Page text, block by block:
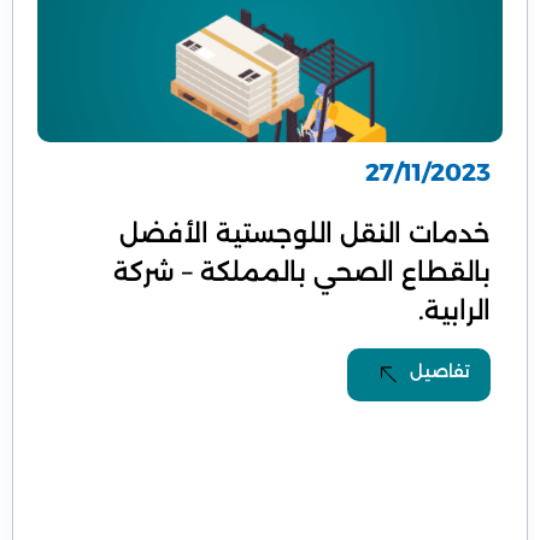
27/11/2023
خدمات النقل اللوجستية الأفضل
بالقطاع الصحي بالمملكة – شركة
الرابية.
تفاصيل